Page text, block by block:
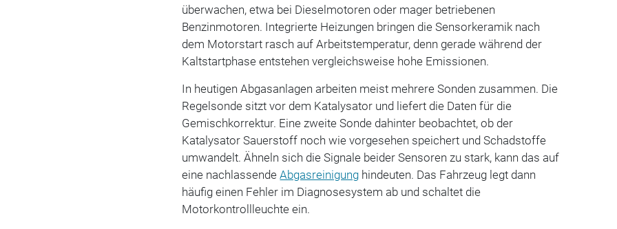
überwachen, etwa bei Dieselmotoren oder mager betriebenen
Benzinmotoren. Integrierte Heizungen bringen die Sensorkeramik nach
dem Motorstart rasch auf Arbeitstemperatur, denn gerade während der
Kaltstartphase entstehen vergleichsweise hohe Emissionen.
In heutigen Abgasanlagen arbeiten meist mehrere Sonden zusammen. Die
Regelsonde sitzt vor dem Katalysator und liefert die Daten für die
Gemischkorrektur. Eine zweite Sonde dahinter beobachtet, ob der
Katalysator Sauerstoff noch wie vorgesehen speichert und Schadstoffe
umwandelt. Ähneln sich die Signale beider Sensoren zu stark, kann das auf
eine nachlassendeAbgasreinigung hindeuten. Das Fahrzeug legt dann
häufig einen Fehler im Diagnosesystem ab und schaltet die
Motorkontrollleuchte ein.